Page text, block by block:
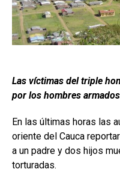
Las víctimas del triple
por los hombres
En las últimas horas las
oriente del Cauca
a un padre y dos hijos
torturadas.